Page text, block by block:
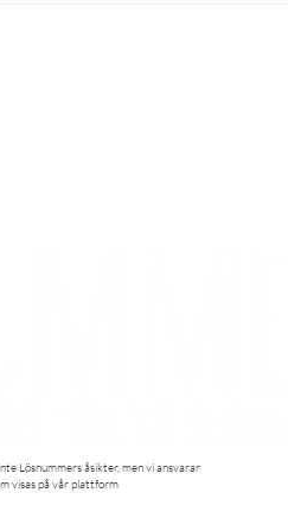
Lösnummers åsikter, men vi ansvarar
visas på vår plattform​